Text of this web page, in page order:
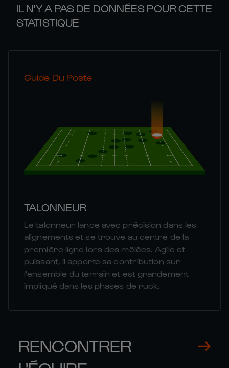
IL N'Y A PAS DE DONNÉES POUR CETTE
STATISTIQUE
Guide Du Poste
TALONNEUR
Le talonneur lance avec précision dans les
alignements et se trouve au centre de la
première ligne lors des mêlées. Agile et
puissant, il apporte sa contribution sur
l'ensemble du terrain et est grandement
impliqué dans les phases de ruck.
RENCONTRER